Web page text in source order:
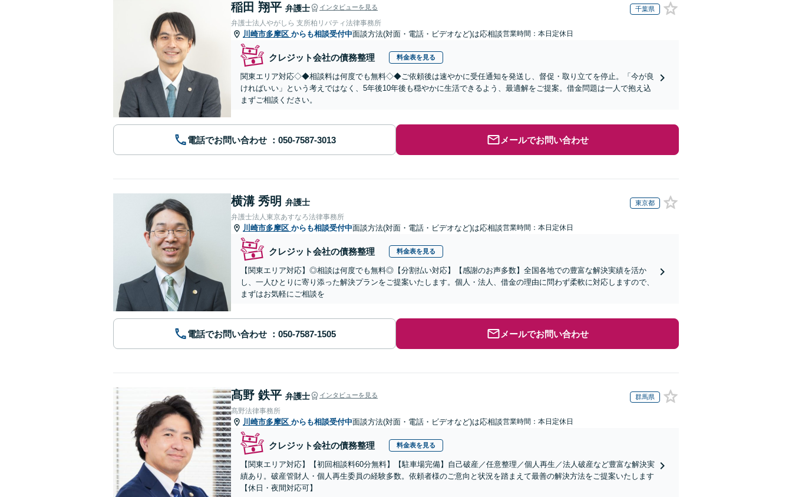
稲田 翔平 弁護士 インタビューを見る 千葉県
弁護士法人やがしら 支所柏リバティ法律事務所
川崎市多摩区 からも相談受付中面談方法(対面・電話・ビデオなど)は応相談営業時間：本日定休日
クレジット会社の債務整理 料金表を見る
関東エリア対応◇◆相談料は何度でも無料◇◆ご依頼後は速やかに受任通知を発送し、督促・取り立てを停止。「今が良
ければいい」という考えではなく、5年後10年後も穏やかに生活できるよう、最適解をご提案。借金問題は一人で抱え込
まずご相談ください。
電話でお問い合わせ メールでお問い合わせ
横溝 秀明 弁護士 東京都
弁護士法人東京あすなろ法律事務所
川崎市多摩区 からも相談受付中面談方法(対面・電話・ビデオなど)は応相談営業時間：本日定休日
クレジット会社の債務整理 料金表を見る
【関東エリア対応】◎相談は何度でも無料◎【分割払い対応】【感謝のお声多数】全国各地での豊富な解決実績を活か
し、一人ひとりに寄り添った解決プランをご提案いたします。個人・法人、借金の理由に問わず柔軟に対応しますので、
まずはお気軽にご相談を
電話でお問い合わせ メールでお問い合わせ
髙野 鉄平 弁護士 インタビューを見る 群馬県
髙野法律事務所
川崎市多摩区 からも相談受付中面談方法(対面・電話・ビデオなど)は応相談営業時間：本日定休日
クレジット会社の債務整理 料金表を見る
【関東エリア対応】【初回相談料60分無料】【駐車場完備】自己破産／任意整理／個人再生／法人破産など豊富な解決実
績あり。破産管財人・個人再生委員の経験多数。依頼者様のご意向と状況を踏まえて最善の解決方法をご提案いたします
【休日・夜間対応可】